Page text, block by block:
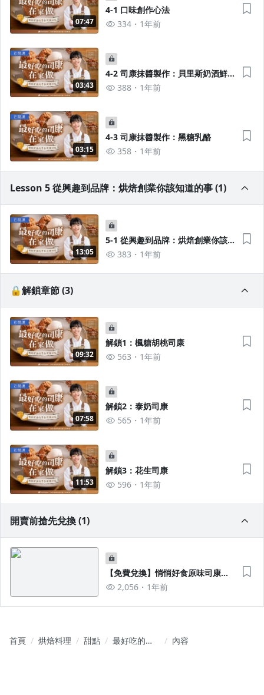
07:47
4-1 口味創作心法
334
1年前
03:43
4-2 司康抹醬製作：貝里斯奶酒鮮
奶油388 1年前
03:15
4-3 司康抹醬製作：黑糖乳酪
358
1年前
Lesson 5 從興趣到品牌：烘焙創業你該知道的事 (1)
13:05
5-1 從興趣到品牌：烘焙創業你該
知道的事
383 1年前
🔒解鎖章節 (3)
09:32
解鎖1：楓糖胡桃司康
563
1年前
07:58
解鎖2：泰奶司康
565
1年前
11:53
解鎖3：花生司康
596
1年前
開賣前搶先兌換 (1)
【免費兌換】悄悄好食原味司康食
譜大公開，簡單8步驟教學
2,056 1年前
首頁 烘焙料理 甜點
最好吃的司
內容